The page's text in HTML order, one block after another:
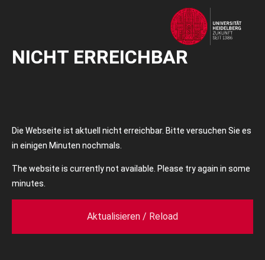
NICHT ERREICHBAR
Die Webseite ist aktuell nicht erreichbar. Bitte versuchen Sie es
in einigen Minuten nochmals.
The website is currently not available. Please try again in some
minutes.
Aktualisieren / Reload